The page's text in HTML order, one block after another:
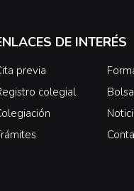
DE INTERÉS
previa
colegial